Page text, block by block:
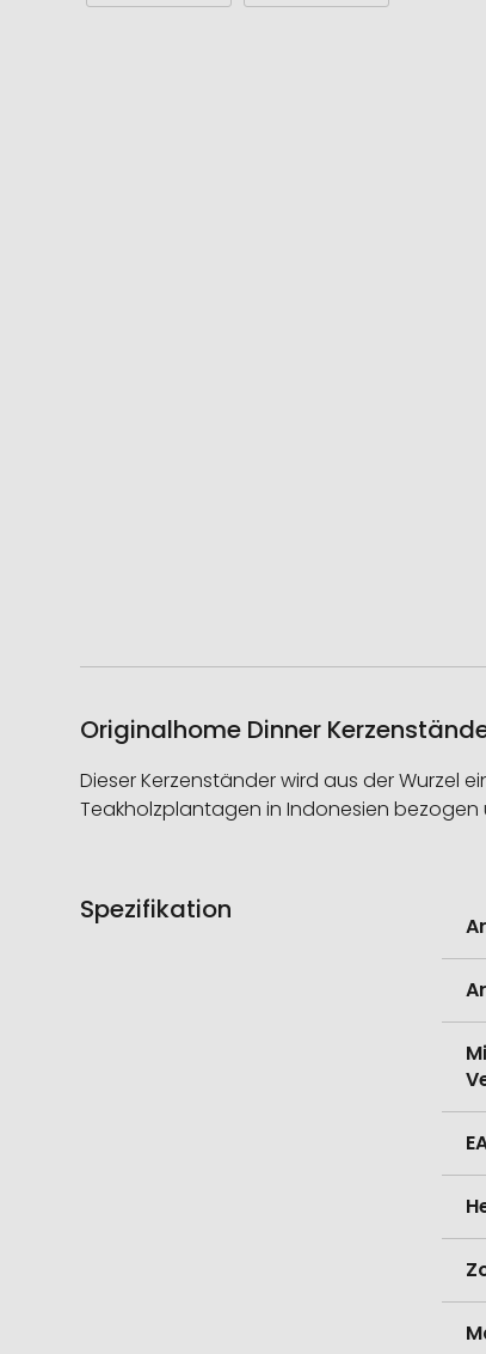
Originalhome Dinner
Dieser Kerzenständer wird aus der Wurzel
Teakholzplantagen in Indonesien
Spezifikation